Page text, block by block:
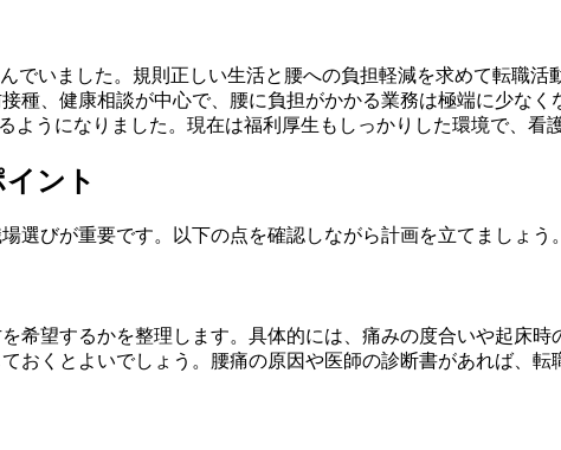
でいました。規則正しい生活と腰への負担軽減を求めて転職
種、健康相談が中心で、腰に負担がかかる業務は極端に少な
ようになりました。現在は福利厚生もしっかりした環境で、
ント
選びが重要です。以下の点を確認しながら計画を立てましょう
希望するかを整理します。具体的には、痛みの度合いや起床
おくとよいでしょう。腰痛の原因や医師の診断書があれば、